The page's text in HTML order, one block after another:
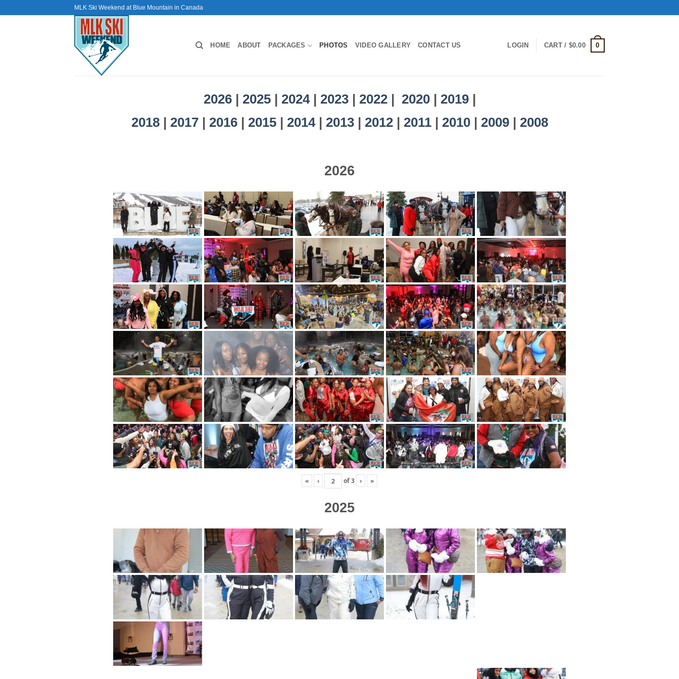
MLK Ski Weekend at Blue Mountain in Canada
HOME ABOUT PACKAGES PHOTOS VIDEO GALLERY CONTACT US LOGIN CART / $0.00 0
2026| 2025| 2024| 2023| 2022| 2020| 2019
2018 | 2017 | 2016 | 2015 | 2014 | 2013 | 2012 | 2011 | 2010 | 2009 | 2008
2026
« ‹ of3 › »
2025